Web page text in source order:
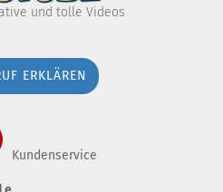
und tolle Videos
ERKLÄREN
Kundenservice